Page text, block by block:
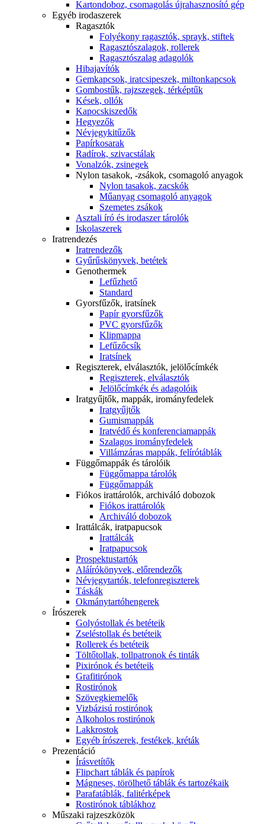
Kartondoboz, csomagolás újrahasznosító gép
Egyéb irodaszerek
Ragasztók
Folyékony ragasztók, sprayk, stiftek
Ragasztószalagok, rollerek
Ragasztószalag adagolók
Hibajavítók
Gemkapcsok, iratcsipeszek, miltonkapcsok
Gombostűk, rajzszegek, térképtűk
Kések, ollók
Kapocskiszedők
Hegyezők
Névjegykitűzők
Papírkosarak
Radírok, szivacstálak
Vonalzók, zsinegek
Nylon tasakok, -zsákok, csomagoló anyagok
Nylon tasakok, zacskók
Műanyag csomagoló anyagok
Szemetes zsákok
Asztali író és irodaszer tárolók
Iskolaszerek
Iratrendezés
Iratrendezők
Gyűrűskönyvek, betétek
Genothermek
Lefűzhető
Standard
Gyorsfűzők, iratsínek
Papír gyorsfűzők
PVC gyorsfűzők
Klipmappa
Lefűzőcsík
Iratsínek
Regiszterek, elválasztók, jelölőcímkék
Regiszterek, elválasztók
Jelölőcímkék és adagolóik
Iratgyűjtők, mappák, irományfedelek
Iratgyűjtők
Gumismappák
Iratvédő és konferenciamappák
Szalagos irományfedelek
Villámzáras mappák, felírótáblák
Függőmappák és tárolóik
Függőmappa tárolók
Függőmappák
Fiókos irattárolók, archiváló dobozok
Fiókos irattárolók
Archiváló dobozok
Irattálcák, iratpapucsok
Irattálcák
Iratpapucsok
Prospektustartók
Aláírókönyvek, előrendezők
Névjegytartók, telefonregiszterek
Táskák
Okmánytartóhengerek
Írószerek
Golyóstollak és betéteik
Zseléstollak és betéteik
Rollerek és betéteik
Töltőtollak, tollpatronok és tinták
Pixirónok és betéteik
Grafitirónok
Rostirónok
Szövegkiemelők
Vizbázisú rostirónok
Alkoholos rostirónok
Lakkrostok
Egyéb írószerek, festékek, kréták
Prezentáció
Írásvetítők
Flipchart táblák és papírok
Mágneses, törölhető táblák és tartozékaik
Parafatáblák, falitérképek
Rostirónok táblákhoz
Műszaki rajzeszközök